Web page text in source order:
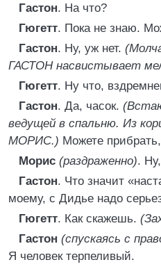
Гастон. На что?
Гюгетт. Пока не знаю.
Гастон. Ну, уж нет.
ГАСТОН насвистывает
Гюгетт. Ну что,
Гастон. Да, часок.
ведущей в спальню. Из
МОРИС.) Можете
Морис (раздраженно).
Гастон. Что значит
моему, с Дидье надо
Гюгетт. Как скажешь.
Гастон (спускаясь с
Я человек терпеливый.